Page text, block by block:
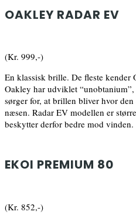
OAKLEY RADAR EV
(Kr. 999,-)
En klassisk brille. De fleste
Oakley har udviklet
sørger for, at brillen bliver hvor
næsen. Radar EV modellen er
beskytter derfor bedre mod vinden.
EKOI PREMIUM 80
(Kr. 852,-)